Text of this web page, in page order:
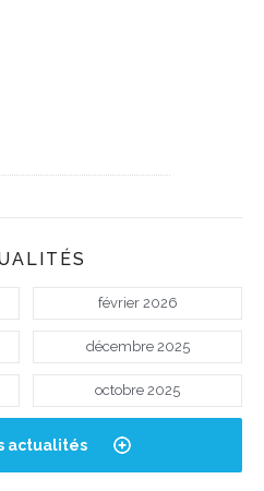
février 2026
décembre 2025
octobre 2025
actualités